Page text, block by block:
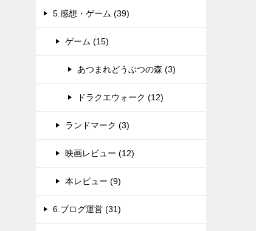
5.感想・ゲーム (39)
ゲーム (15)
あつまれどうぶつの森 (3)
ドラクエウォーク (12)
ランドマーク (3)
映画レビュー (12)
本レビュー (9)
6.ブログ運営 (31)